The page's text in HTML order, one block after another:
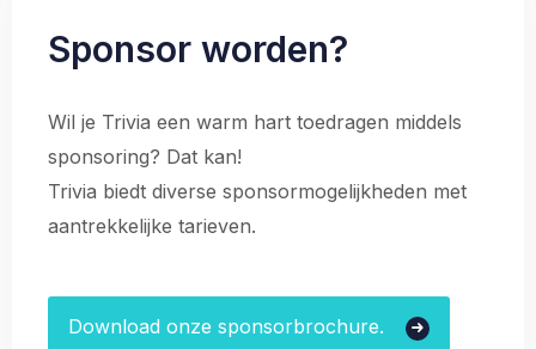
Sponsor worden?
Wil je Trivia een warm hart toedragen middels
sponsoring? Dat kan!
Trivia biedt diverse sponsormogelijkheden met
aantrekkelijke tarieven.
Download onze sponsorbrochure.